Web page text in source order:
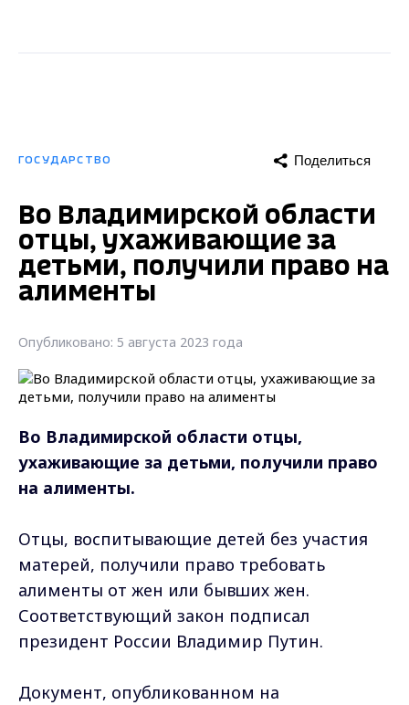
ГОСУДАРСТВО Поделиться
Во Владимирской области
отцы, ухаживающие за
детьми, получили право на
алименты
Опубликовано: 5 августа 2023 года
Во Владимирской области отцы,
ухаживающие за детьми, получили право
на алименты.
Отцы, воспитывающие детей без участия
матерей, получили право требовать
алименты от жен или бывших жен.
Соответствующий закон подписал
президент России Владимир Путин.
Документ, опубликованном на